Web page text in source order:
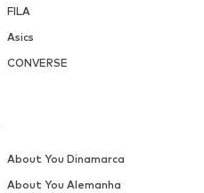
FILA
Asics
CONVERSE
About You Dinamarca
About You Alemanha